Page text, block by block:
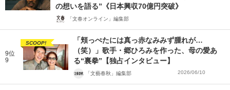
の想いを語る”《日本興収70億円突破》
「文春オンライン」編集部
9位
9
SCOOP!
「頬っぺたには真っ赤なみみず腫れが…
（笑）」歌手・郷ひろみを作った、母の愛あ
る“裏拳”【独占インタビュー】
「文藝春秋」編集部 2026/06/10